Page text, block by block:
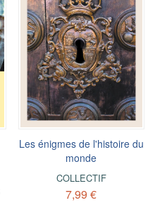
Les énigmes de l'histoire du
monde
COLLECTIF
7,99 €